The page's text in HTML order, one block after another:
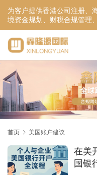
为客户提供香港公司注册、
境资金规划、财税合规管理
服务！
首页 美国账户建议
在美
国银